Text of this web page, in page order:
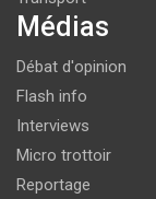
Médias
Débat d'opinion
Flash info
Interviews
Micro trottoir
Reportage